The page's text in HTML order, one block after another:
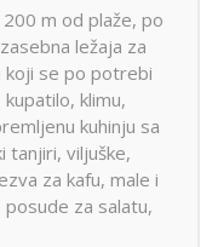
m od plaže, po
ležaja za
koji se po potrebi
klimu,
kuhinju sa
tanjiri, viljuške,
za kafu, male i
za salatu,